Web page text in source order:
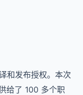
和发布授权。本次
给了 100 多个职